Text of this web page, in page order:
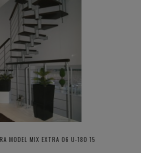
MODEL MIX EXTRA 06 U-180 15